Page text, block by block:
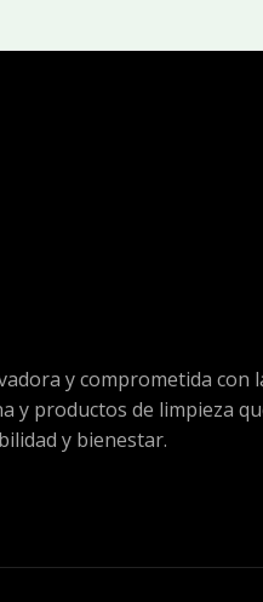
y comprometida con
y productos de limpieza
y bienestar.